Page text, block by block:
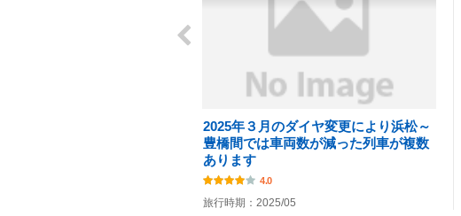
2025年３月のダイヤ変更により浜松～
豊橋間では車両数が減った列車が複数
あります
4.0
旅行時期：2025/05